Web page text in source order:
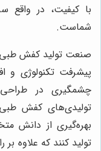
با کیفیت، در واقع
شماست.
صنعت تولید کفش
پیشرفت تکنولوژی و
چشمگیری در
تولیدی‌های کفش
بهره‌گیری از دانش
تولید کنند که علاوه